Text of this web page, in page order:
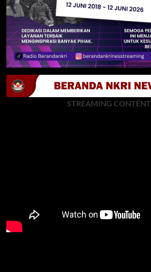
STREAMING CONTENT